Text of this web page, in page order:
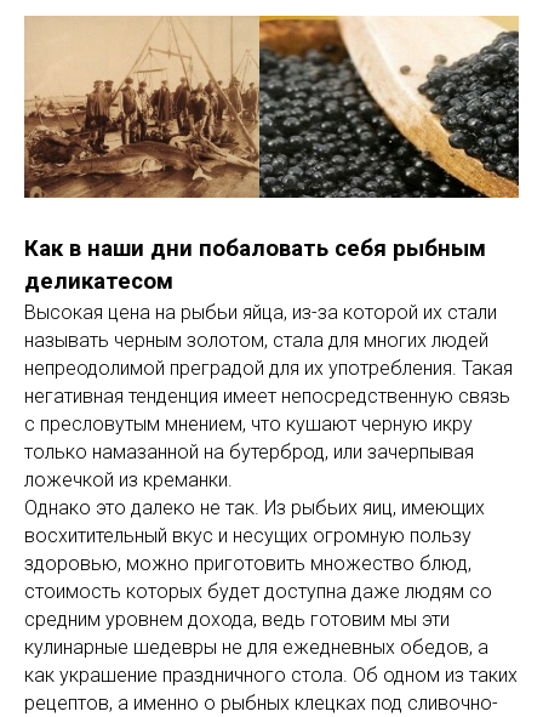
Как в наши дни побаловать себя рыбным
деликатесом
Высокая цена на рыбьи яйца, из-за которой их стали
называть черным золотом, стала для многих людей
непреодолимой преградой для их употребления. Такая
негативная тенденция имеет непосредственную связь
с пресловутым мнением, что кушают черную икру
только намазанной на бутерброд, или зачерпывая
ложечкой из креманки.
Однако это далеко не так. Из рыбьих яиц, имеющих
восхитительный вкус и несущих огромную пользу
здоровью, можно приготовить множество блюд,
стоимость которых будет доступна даже людям со
средним уровнем дохода, ведь готовим мы эти
кулинарные шедевры не для ежедневных обедов, а
как украшение праздничного стола. Об одном из таких
рецептов, а именно о рыбных клецках под сливочно-